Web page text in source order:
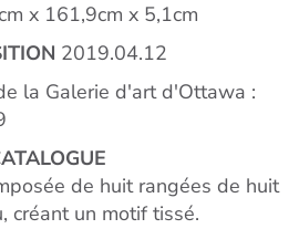
x 161,9cm x 5,1cm
2019.04.12
la Galerie d'art d'Ottawa :
de huit rangées de huit
créant un motif tissé.